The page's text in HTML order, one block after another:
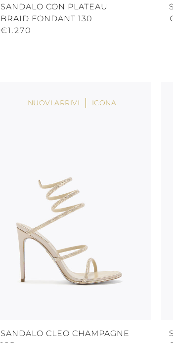
SANDALO CON PLATEAU
BRAID FONDANT 130
€1.270
NUOVI ARRIVI ICONA
SANDALO CLEO CHAMPAGNE